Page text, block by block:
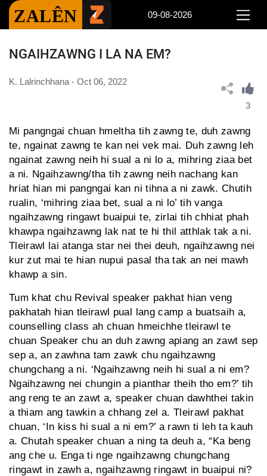
ZALÊN 09-08-2026
NGAIHZAWNG I LA NA EM?
K. Lalrinchhana - Oct 06, 2022
3
Mi pangngai chuan hmeltha tih zawng te, duh zawng
te, ngainat zawng te kan nei vek mai. Duh zawng leh
ngainat zawng neih hi sual a ni lo a, mihring ziaa bet
a ni. Ngaihzawng/tha tih zawng neih nachang kan
hriat hian mi pangngai kan ni tihna a ni zawk. Chutih
rualin, ‘mihring ziaa bet, sual a ni lo’ tih vanga
ngaihzawng ringawt buaipui te, zirlai tih chhiat phah
khawpa ngaihzawng lak nat te hi thil atthlak tak a ni.
Tleirawl lai atanga star nei thei deuh, ngaihzawng nei
kur zut mai te hian nupui pasal tha tak an nei mawh
khawp a sin.
Tum khat chu Revival speaker pakhat hian veng
pakhatah hian tleirawl pual lang camp a buatsaih a,
counselling class ah chuan hmeichhe tleirawl te
chuan Speaker chu an duh zawng apiang an zawt sep
sep a, an zawhna tam zawk chu ngaihzawng
chungchang a ni. ‘Ngaihzawng neih hi sual a ni em?
Ngaihzawng nei chungin a pianthar theih tho em?’ tih
ang reng te an zawt a, speaker chuan dawhthei takin
a thiam ang tawkin a chhang zel a. Tleirawl pakhat
chuan, ‘In kiss hi sual a ni em?’ a rawn ti leh ta kauh
a. Chutah speaker chuan a ning ta deuh a, “Ka beng
ang che u. Enga ti nge ngaihzawng chungchang
ringawt in zawh a, ngaihzawng ringawt in buaipui ni?